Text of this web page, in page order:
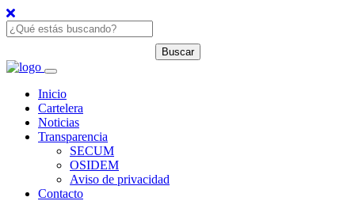
Inicio
Cartelera
Noticias
Transparencia
SECUM
OSIDEM
Aviso de privacidad
Contacto